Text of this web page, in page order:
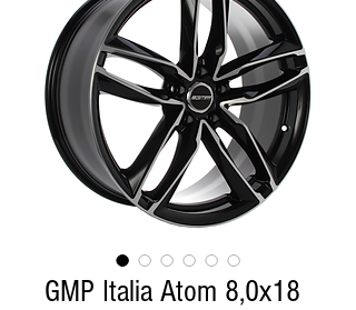
GMP Italia Atom 8,0x18